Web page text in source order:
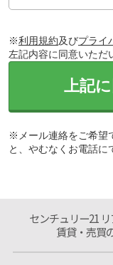
※利用規約及びプライ
左記内容に同意いただ
上記
※メール連絡をご希望
と、やむなくお電話に
センチュリー21
賃貸・売買